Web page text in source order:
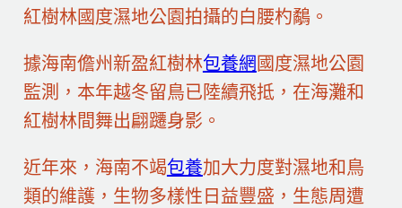
紅樹林國度濕地公園拍攝的白腰杓鷸。
據海南儋州新盈紅樹林包養網 國度濕地公園
監測，本年越冬留鳥已陸續飛抵，在海灘和
紅樹林間舞出翩躚身影。
近年來，海南不竭包養加大力度對濕地和鳥
類的維護，生物多樣性日益豐盛，生態周遭